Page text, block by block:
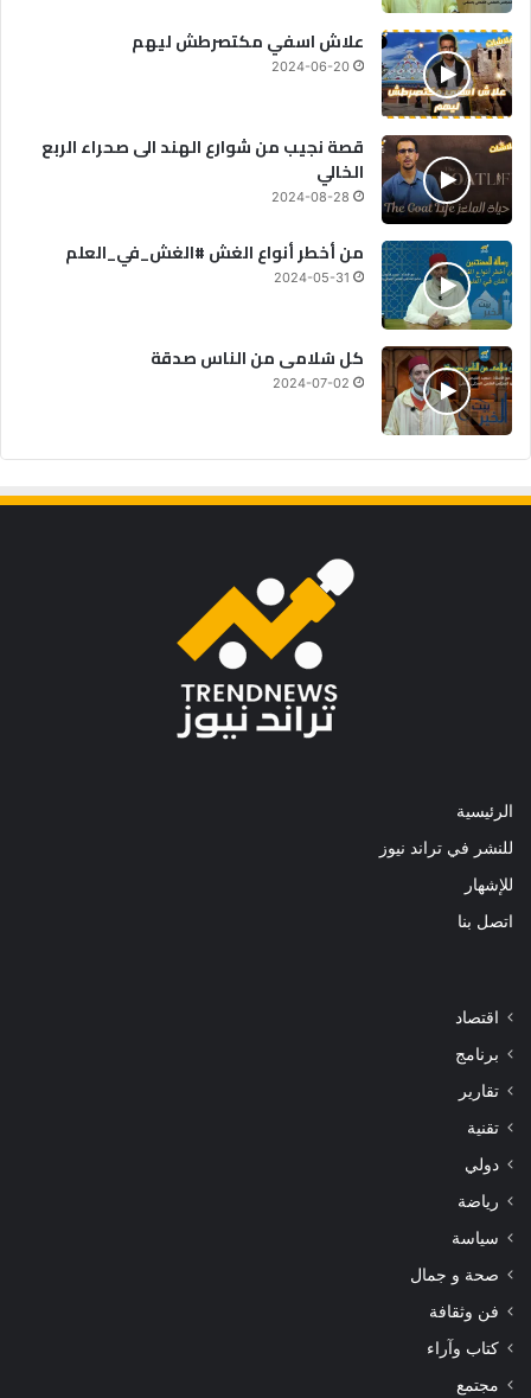
علاش اسفي مكتصرطش ليهم
2024-06-20
قصة نجيب من شوارع الهند الى صحراء الربع
الخالي
2024-08-28
من أخطر أنواع الغش #الغش_في_العلم
2024-05-31
كل سُلامى من الناس صدقة
2024-07-02
الرئيسية
للنشر في تراند نيوز
للإشهار
اتصل بنا
اقتصاد
برنامج
تقارير
تقنية
دولي
رياضة
سياسة
صحة و جمال
فن وثقافة
كتاب وآراء
مجتمع